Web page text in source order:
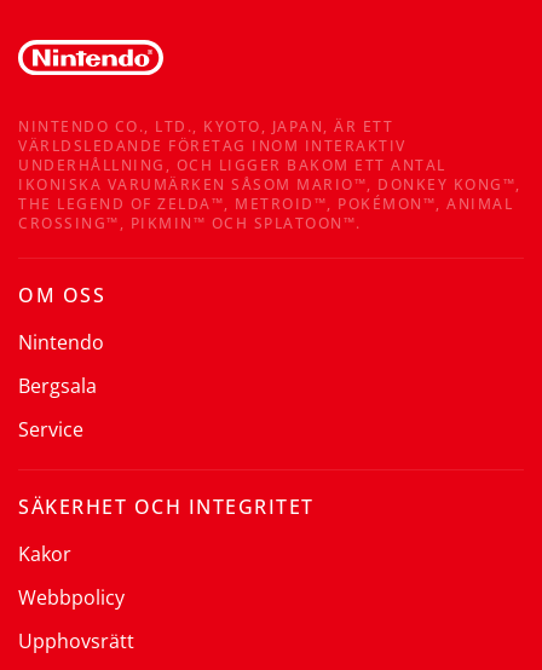
NINTENDO CO., LTD., KYOTO, JAPAN, ÄR ETT
VÄRLDSLEDANDE FÖRETAG INOM INTERAKTIV
UNDERHÅLLNING, OCH LIGGER BAKOM ETT ANTAL
IKONISKA VARUMÄRKEN SÅSOM MARIO™, DONKEY KONG™,
THE LEGEND OF ZELDA™, METROID™, POKÉMON™, ANIMAL
CROSSING™, PIKMIN™ OCH SPLATOON™.
OM OSS
Nintendo
Bergsala
Service
SÄKERHET OCH INTEGRITET
Kakor
Webbpolicy
Upphovsrätt